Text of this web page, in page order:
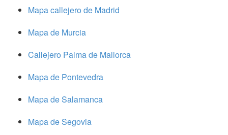
Mapa callejero de Madrid
Mapa de Murcia
Callejero Palma de Mallorca
Mapa de Pontevedra
Mapa de Salamanca
Mapa de Segovia